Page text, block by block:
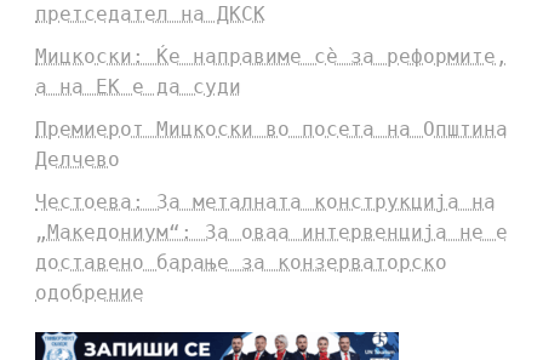
претседател на ДКСК
Мицкоски: Ќе направиме сè за реформите,
а на ЕК е да суди
Премиерот Мицкоски во посета на Општина
Делчево
Честоева: За металната конструкција на
„Македониум“: За оваа интервенција не е
доставено барање за конзерваторско
одобрение